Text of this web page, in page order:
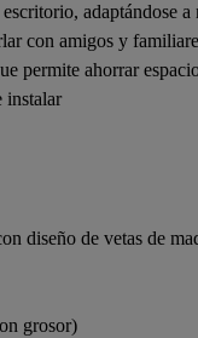
adaptándose a
con amigos y
permite ahorrar
instalar
diseño de vetas de
grosor)